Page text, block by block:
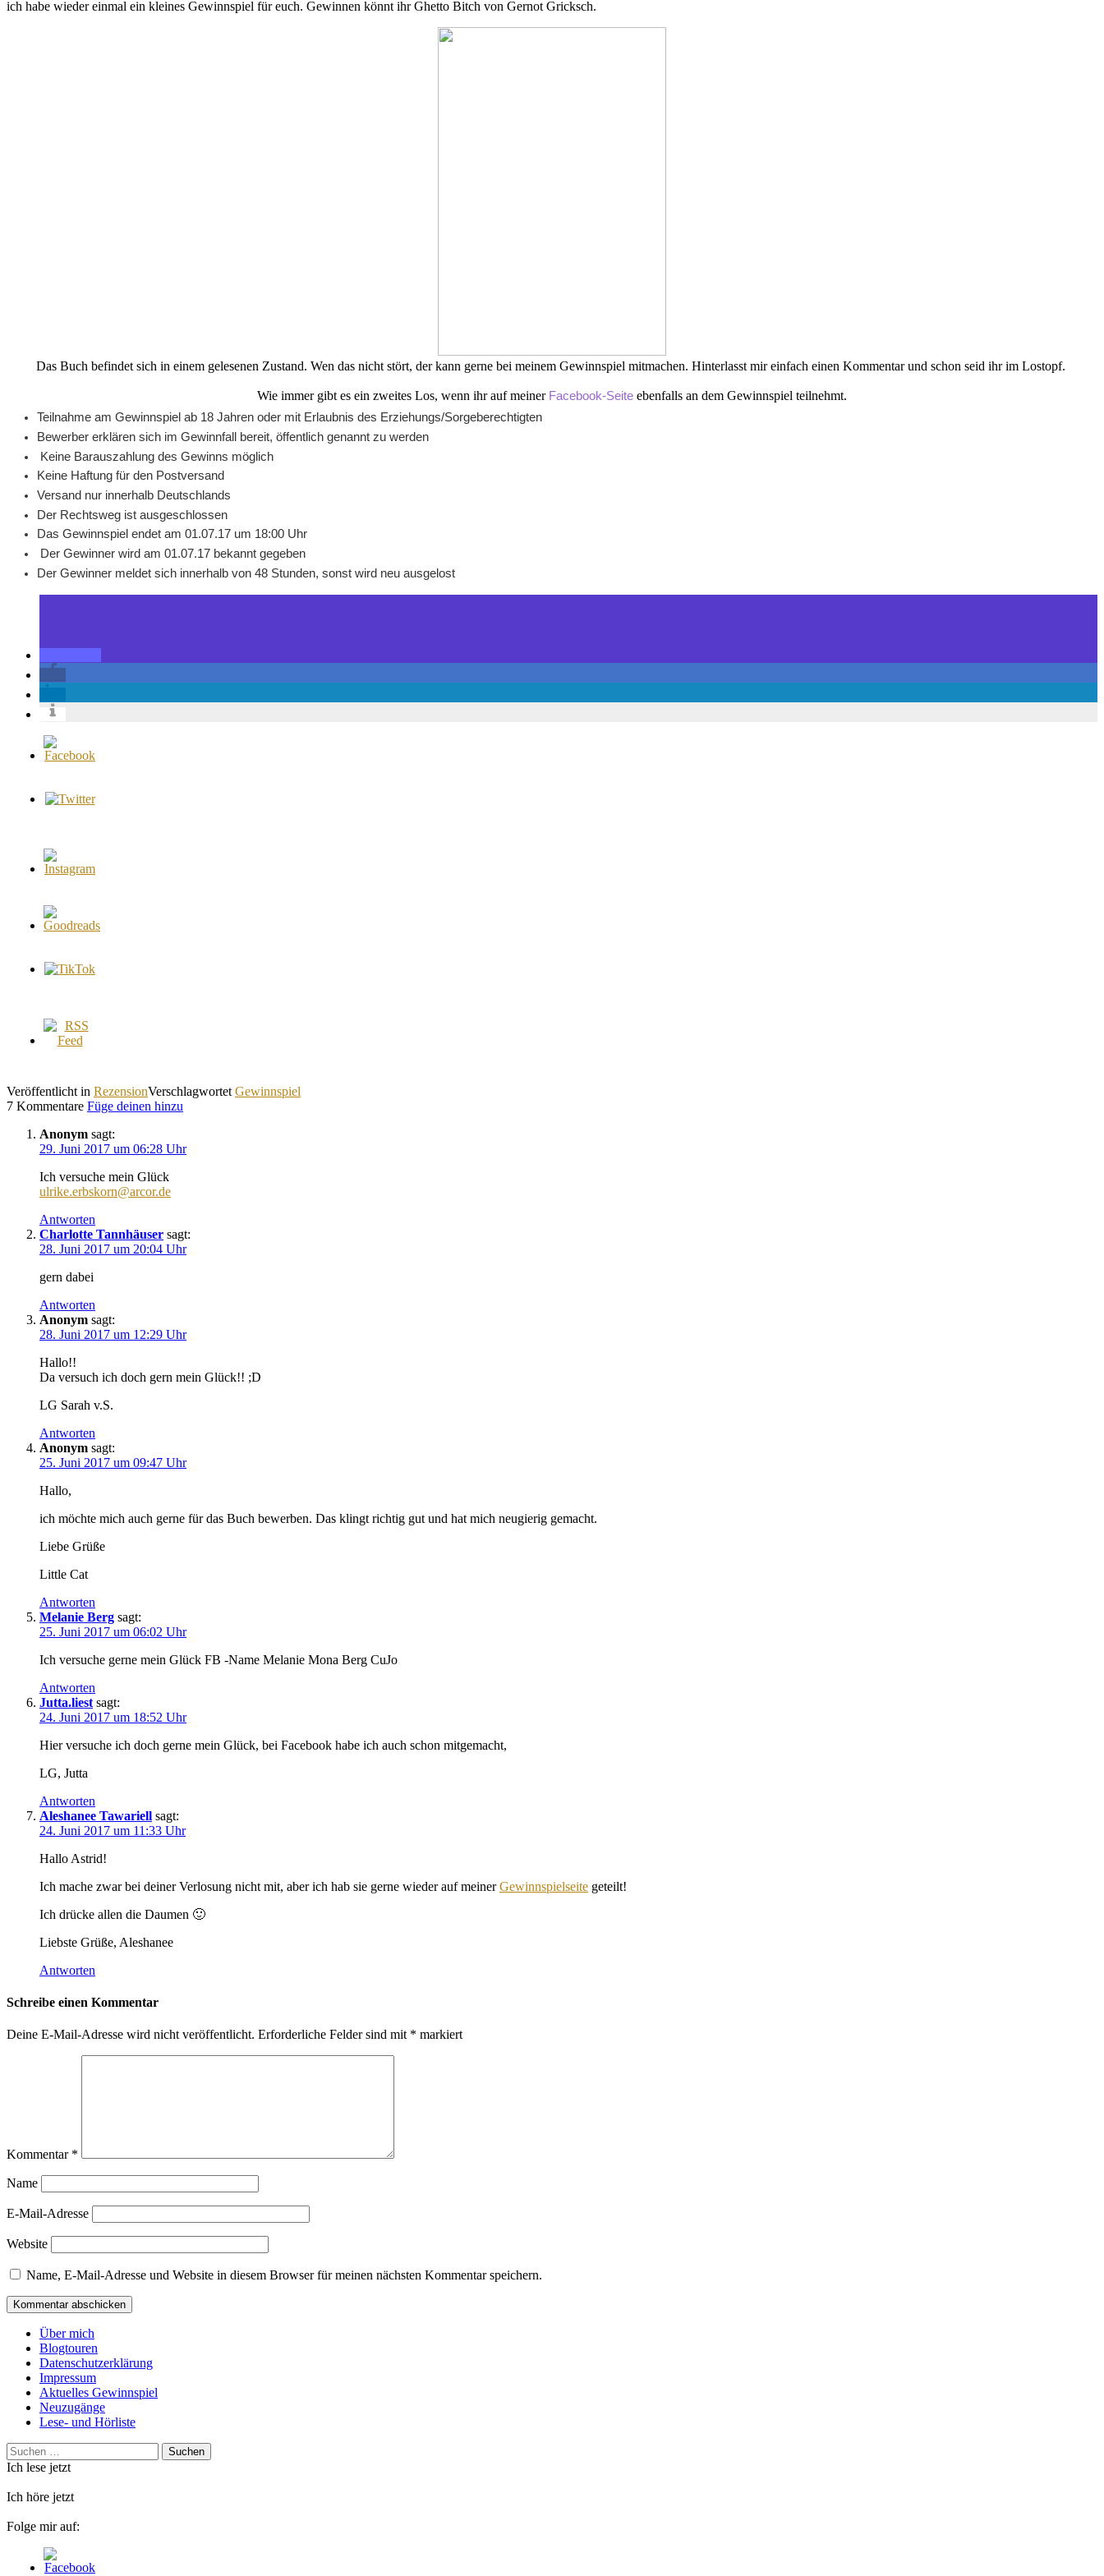
ich habe wieder einmal ein kleines Gewinnspiel für euch. Gewinnen könnt ihr Ghetto Bitch von Gernot Gricksch.
Das Buch befindet sich in einem gelesenen Zustand. Wen das nicht stört, der kann gerne bei meinem Gewinnspiel mitmachen. Hinterlasst mir einfach einen Kommentar und schon seid ihr im Lostopf.
Wie immer gibt es ein zweites Los, wenn ihr auf meiner Facebook-Seite ebenfalls an dem Gewinnspiel teilnehmt.
Teilnahme am Gewinnspiel ab 18 Jahren oder mit Erlaubnis des Erziehungs/Sorgeberechtigten
Bewerber erklären sich im Gewinnfall bereit, öffentlich genannt zu werden
Keine Barauszahlung des Gewinns möglich
Keine Haftung für den Postversand
Versand nur innerhalb Deutschlands
Der Rechtsweg ist ausgeschlossen
Das Gewinnspiel endet am 01.07.17 um 18:00 Uhr
Der Gewinner wird am 01.07.17 bekannt gegeben
Der Gewinner meldet sich innerhalb von 48 Stunden, sonst wird neu ausgelost
Veröffentlicht in RezensionVerschlagwortet Gewinnspiel
7 Kommentare Füge deinen hinzu
Anonym sagt:
29. Juni 2017 um 06:28 Uhr
Ich versuche mein Glück
ulrike.erbskorn@arcor.de
Antworten
Charlotte Tannhäuser sagt:
28. Juni 2017 um 20:04 Uhr
gern dabei
Antworten
Anonym sagt:
28. Juni 2017 um 12:29 Uhr
Hallo!!
Da versuch ich doch gern mein Glück!! ;D
LG Sarah v.S.
Antworten
Anonym sagt:
25. Juni 2017 um 09:47 Uhr
Hallo,
ich möchte mich auch gerne für das Buch bewerben. Das klingt richtig gut und hat mich neugierig gemacht.
Liebe Grüße
Little Cat
Antworten
Melanie Berg sagt:
25. Juni 2017 um 06:02 Uhr
Ich versuche gerne mein Glück FB -Name Melanie Mona Berg CuJo
Antworten
Jutta.liest sagt:
24. Juni 2017 um 18:52 Uhr
Hier versuche ich doch gerne mein Glück, bei Facebook habe ich auch schon mitgemacht,
LG, Jutta
Antworten
Aleshanee Tawariell sagt:
24. Juni 2017 um 11:33 Uhr
Hallo Astrid!
Ich mache zwar bei deiner Verlosung nicht mit, aber ich hab sie gerne wieder auf meinerGewinnspielseite geteilt!
Ich drücke allen die Daumen 🙂
Liebste Grüße, Aleshanee
Antworten
Schreibe einen Kommentar
Deine E-Mail-Adresse wird nicht veröffentlicht. Erforderliche Felder sind mit * markiert
Kommentar *
Name
E-Mail-Adresse
Website
Name, E-Mail-Adresse und Website in diesem Browser für meinen nächsten Kommentar speichern.
Über mich
Blogtouren
Datenschutzerklärung
Impressum
Aktuelles Gewinnspiel
Neuzugänge
Lese- und Hörliste
Suchen
nach:
Ich lese jetzt
Ich höre jetzt
Folge mir auf: